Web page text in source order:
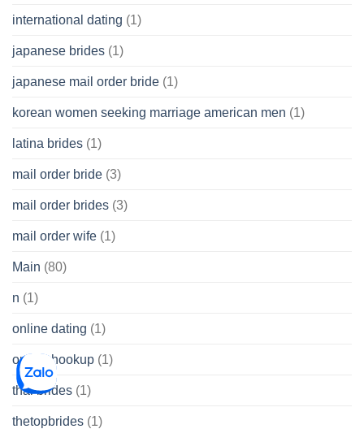
international dating (1)
japanese brides (1)
japanese mail order bride (1)
korean women seeking marriage american men (1)
latina brides (1)
mail order bride (3)
mail order brides (3)
mail order wife (1)
Main (80)
n (1)
online dating (1)
online hookup (1)
thai brides (1)
thetopbrides (1)